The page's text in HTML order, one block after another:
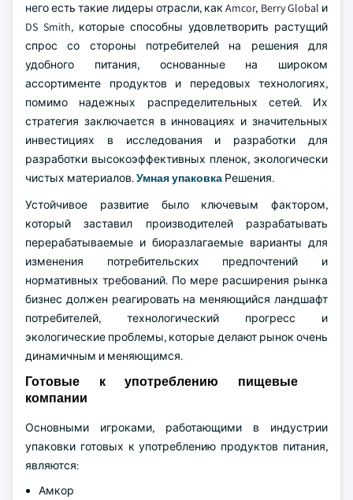
него есть такие лидеры отрасли, как Amcor, Berry Global и
DS Smith, которые способны удовлетворить растущий
спрос со стороны потребителей на решения для
удобного питания, основанные на широком
ассортименте продуктов и передовых технологиях,
помимо надежных распределительных сетей. Их
стратегия заключается в инновациях и значительных
инвестициях в исследования и разработки для
разработки высокоэффективных пленок, экологически
чистых материалов.Умная упаковка Решения.
Устойчивое развитие было ключевым фактором,
который заставил производителей разрабатывать
перерабатываемые и биоразлагаемые варианты для
изменения потребительских предпочтений и
нормативных требований. По мере расширения рынка
бизнес должен реагировать на меняющийся ландшафт
потребителей, технологический прогресс и
экологические проблемы, которые делают рынок очень
динамичным и меняющимся.
Готовые к употреблению пищевые
компании
Основными игроками, работающими в индустрии
упаковки готовых к употреблению продуктов питания,
являются:
Амкор